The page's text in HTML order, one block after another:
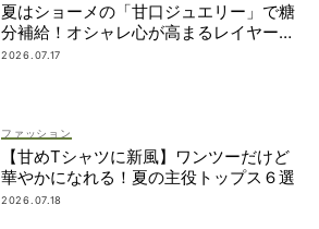
夏はショーメの「甘口ジュエリー」で糖
分補給！オシャレ心が高まるレイヤード
術
2026.07.17
ファッション
【甘めTシャツに新風】ワンツーだけど
華やかになれる！夏の主役トップス６選
2026.07.18